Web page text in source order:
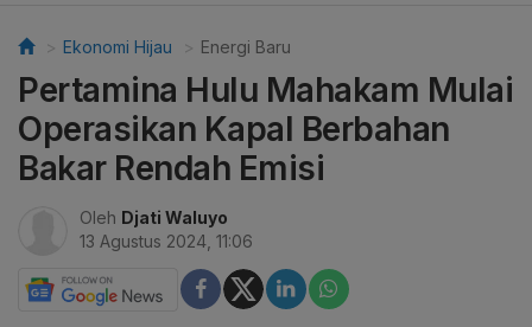
Ekonomi Hijau Energi Baru
Pertamina Hulu Mahakam Mulai
Operasikan Kapal Berbahan
Bakar Rendah Emisi
Oleh Djati Waluyo
13 Agustus 2024, 11:06